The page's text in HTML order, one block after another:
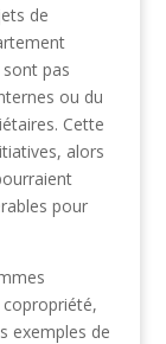
de
pas
ou du
Cette
alors
pour
copropriété,
exemples de